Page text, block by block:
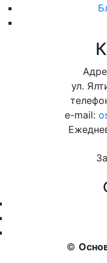
ул.
e-mail:
©